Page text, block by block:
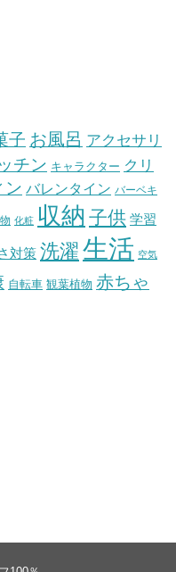
子 お風呂 アクセサリ
チン キャラクター クリ
ン バレンタイン バーベキ
化粧 収納 子供 学習
対策 洗濯 生活 空気
自転車 観葉植物 赤ちゃ